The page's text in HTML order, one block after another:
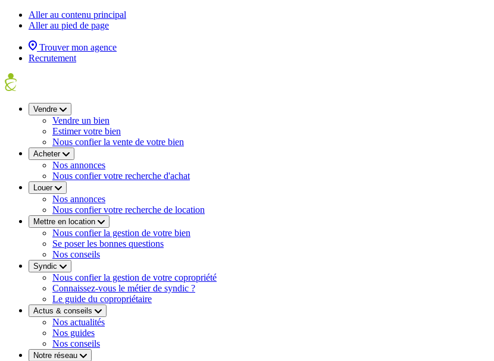
Aller au contenu principal
Aller au pied de page
Trouver mon agence
Recrutement
Vendre
Vendre un bien
Estimer votre bien
Nous confier la vente de votre bien
Acheter
Nos annonces
Nous confier votre recherche d'achat
Louer
Nos annonces
Nous confier votre recherche de location
Mettre en location
Nous confier la gestion de votre bien
Se poser les bonnes questions
Nos conseils
Syndic
Nous confier la gestion de votre copropriété
Connaissez-vous le métier de syndic ?
Le guide du copropriétaire
Actus & conseils
Nos actualités
Nos guides
Nos conseils
Notre réseau